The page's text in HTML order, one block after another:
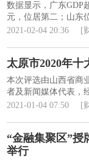
数据显示，广东GDP
元，位居第二；山东
2021-02-04 20:36
[
太原市2020年
本次评选由山西省商
者及新闻媒体代表，
2021-01-04 07:50
[
“金融集聚区”授
举行